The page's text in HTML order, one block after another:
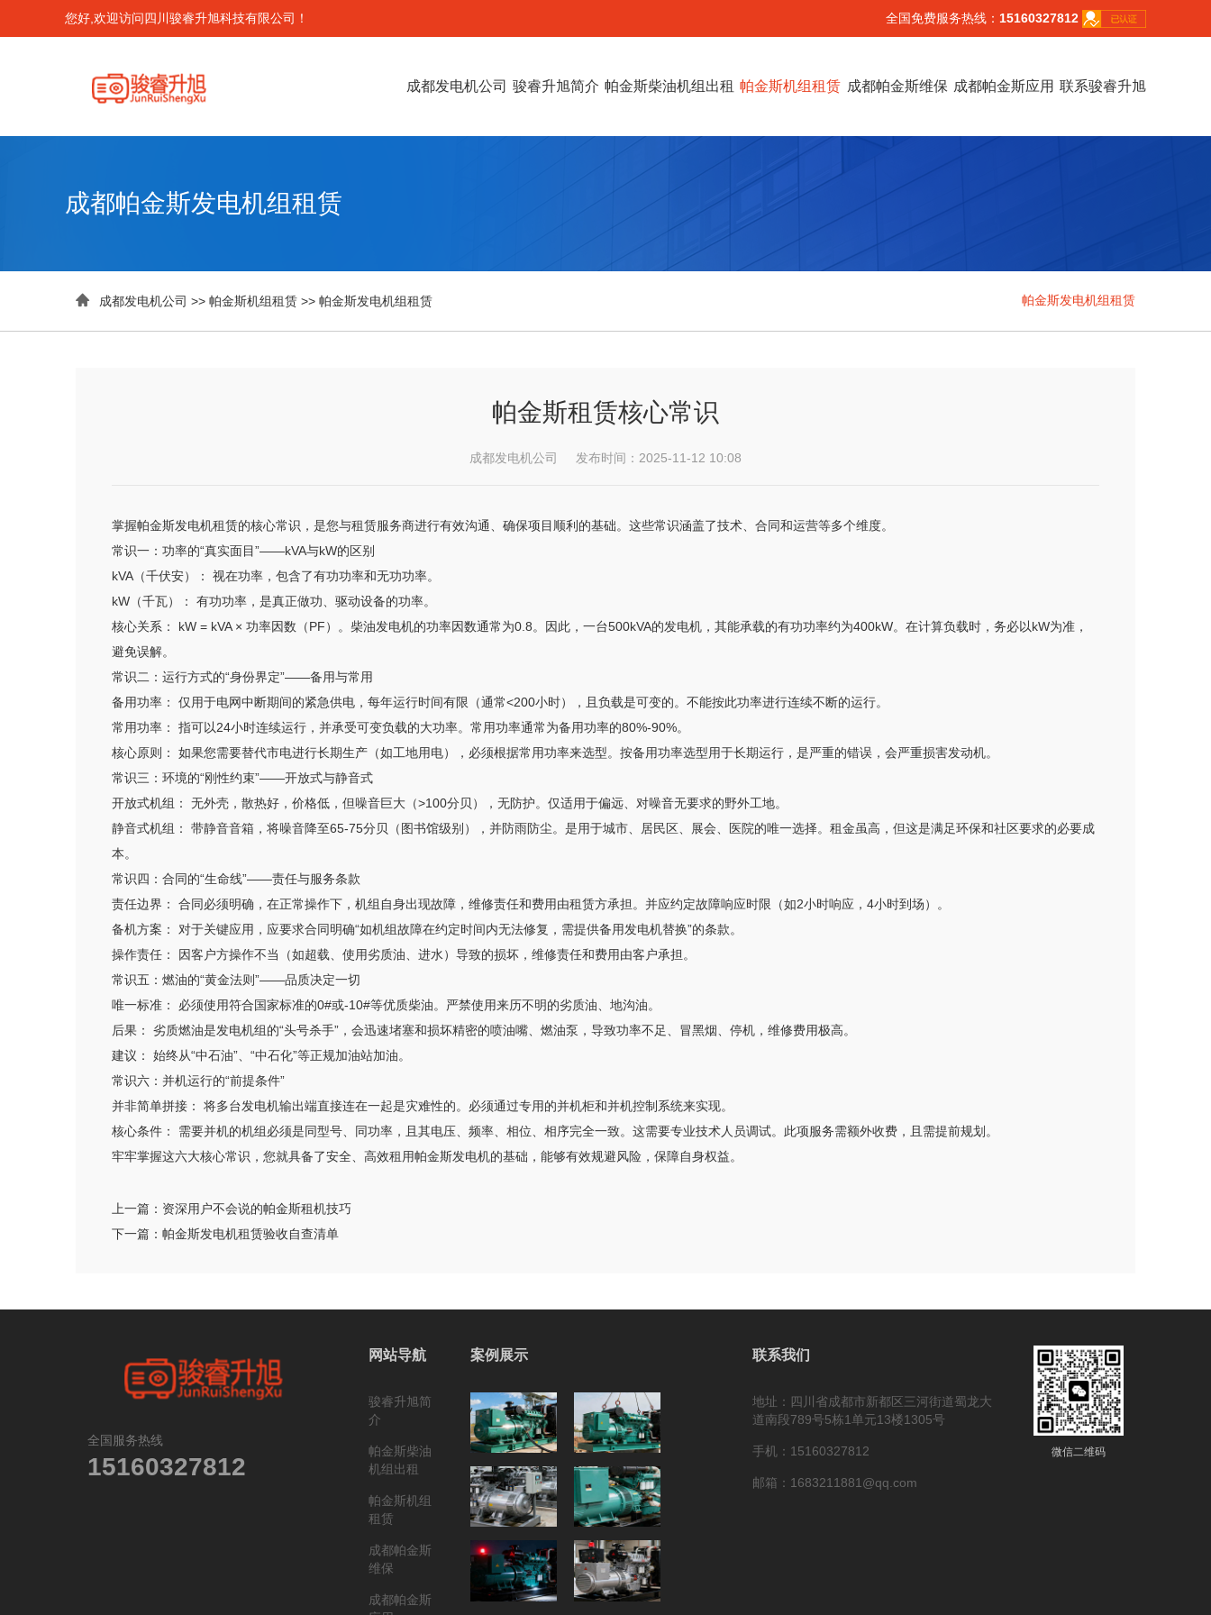
您好,欢迎访问四川骏睿升旭科技有限公司！ 全国免费服务热线： 15160327812
成都发电机公司 骏睿升旭简介 帕金斯柴油机组出租 帕金斯机组租赁 成都帕金斯维保 成都帕金斯应用 联系骏睿升旭
成都帕金斯发电机组租赁
 成都发电机公司 >> 帕金斯机组租赁 >> 帕金斯发电机组租赁 帕金斯发电机组租赁
帕金斯租赁核心常识
成都发电机公司 发布时间：2025-11-12 10:08
掌握帕金斯发电机租赁的核心常识，是您与租赁服务商进行有效沟通、确保项目顺利的基础。这些常识涵盖了技术、合同和运营等多个维度。
常识一：功率的“真实面目”——kVA与kW的区别
kVA（千伏安）： 视在功率，包含了有功功率和无功功率。
kW（千瓦）： 有功功率，是真正做功、驱动设备的功率。
核心关系： kW = kVA × 功率因数（PF）。柴油发电机的功率因数通常为0.8。因此，一台500kVA的发电机，其能承载的有功功率约为400kW。在计算负载时，务必以kW为准，
避免误解。
常识二：运行方式的“身份界定”——备用与常用
备用功率： 仅用于电网中断期间的紧急供电，每年运行时间有限（通常<200小时），且负载是可变的。不能按此功率进行连续不断的运行。
常用功率： 指可以24小时连续运行，并承受可变负载的大功率。常用功率通常为备用功率的80%-90%。
核心原则： 如果您需要替代市电进行长期生产（如工地用电），必须根据常用功率来选型。按备用功率选型用于长期运行，是严重的错误，会严重损害发动机。
常识三：环境的“刚性约束”——开放式与静音式
开放式机组： 无外壳，散热好，价格低，但噪音巨大（>100分贝），无防护。仅适用于偏远、对噪音无要求的野外工地。
静音式机组： 带静音音箱，将噪音降至65-75分贝（图书馆级别），并防雨防尘。是用于城市、居民区、展会、医院的唯一选择。租金虽高，但这是满足环保和社区要求的必要成
本。
常识四：合同的“生命线”——责任与服务条款
责任边界： 合同必须明确，在正常操作下，机组自身出现故障，维修责任和费用由租赁方承担。并应约定故障响应时限（如2小时响应，4小时到场）。
备机方案： 对于关键应用，应要求合同明确“如机组故障在约定时间内无法修复，需提供备用发电机替换”的条款。
操作责任： 因客户方操作不当（如超载、使用劣质油、进水）导致的损坏，维修责任和费用由客户承担。
常识五：燃油的“黄金法则”——品质决定一切
唯一标准： 必须使用符合国家标准的0#或-10#等优质柴油。严禁使用来历不明的劣质油、地沟油。
后果： 劣质燃油是发电机组的“头号杀手”，会迅速堵塞和损坏精密的喷油嘴、燃油泵，导致功率不足、冒黑烟、停机，维修费用极高。
建议： 始终从“中石油”、“中石化”等正规加油站加油。
常识六：并机运行的“前提条件”
并非简单拼接： 将多台发电机输出端直接连在一起是灾难性的。必须通过专用的并机柜和并机控制系统来实现。
核心条件： 需要并机的机组必须是同型号、同功率，且其电压、频率、相位、相序完全一致。这需要专业技术人员调试。此项服务需额外收费，且需提前规划。
牢牢掌握这六大核心常识，您就具备了安全、高效租用帕金斯发电机的基础，能够有效规避风险，保障自身权益。
上一篇： 资深用户不会说的帕金斯租机技巧
下一篇： 帕金斯发电机租赁验收自查清单
全国服务热线
15160327812
网站导航
骏睿升旭简
介
帕金斯柴油
机组出租
帕金斯机组
租赁
成都帕金斯
维保
成都帕金斯
案例展示 联系我们
地址：四川省成都市新都区三河街道蜀龙大
道南段789号5栋1单元13楼1305号
手机：15160327812
邮箱：1683211881@qq.com
微信二维码